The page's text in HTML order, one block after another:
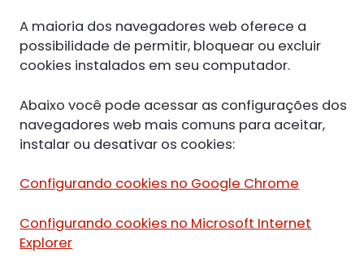
A maioria dos navegadores web oferece a
possibilidade de permitir, bloquear ou excluir
cookies instalados em seu computador.
Abaixo você pode acessar as configurações dos
navegadores web mais comuns para aceitar,
instalar ou desativar os cookies:
Configurando cookies no Google Chrome
Configurando cookies no Microsoft Internet
Explorer